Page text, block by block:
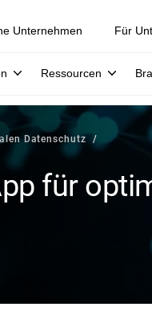
Unternehmen Für
Ressourcen
Datenschutz
für